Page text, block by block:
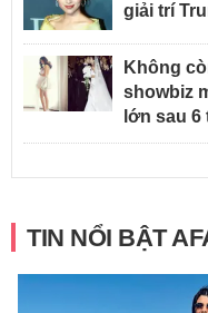
giải trí
Không
showbiz
lớn sau
TIN NỔI BẬT